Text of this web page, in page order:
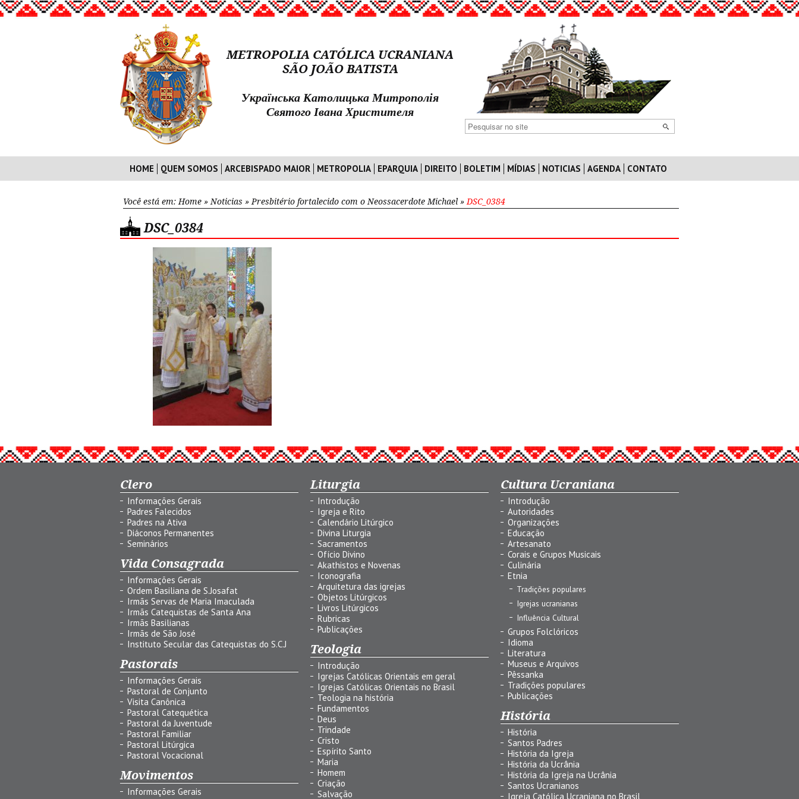
METROPOLIA CATÓLICA UCRANIANA
SÃO JOÃO BATISTA
Українська Католицька Митрополія
Святого Івана Христителя
HOME QUEM SOMOS ARCEBISPADO MAIOR METROPOLIA EPARQUIA DIREITO BOLETIM MÍDIAS NOTICIAS AGENDA CONTATO
Você está em: Home » Noticias » Presbitério fortalecido com o Neossacerdote Michael » DSC_0384
DSC_0384
Clero
Informações Gerais
Padres Falecidos
Padres na Ativa
Diáconos Permanentes
Seminários
Vida Consagrada
Informações Gerais
Ordem Basiliana de S.Josafat
Irmãs Servas de Maria Imaculada
Irmãs Catequistas de Santa Ana
Irmãs Basilianas
Irmãs de São José
Instituto Secular das Catequistas do S.C.J
Pastorais
Informações Gerais
Pastoral de Conjunto
Visita Canônica
Pastoral Catequética
Pastoral da Juventude
Pastoral Familiar
Pastoral Litúrgica
Pastoral Vocacional
Movimentos
Informações Gerais
Liturgia
Introdução
Igreja e Rito
Calendário Litúrgico
Divina Liturgia
Sacramentos
Ofício Divino
Akathistos e Novenas
Iconografia
Arquitetura das igrejas
Objetos Litúrgicos
Livros Litúrgicos
Rubricas
Publicações
Teologia
Introdução
Igrejas Católicas Orientais em geral
Igrejas Católicas Orientais no Brasil
Teologia na história
Fundamentos
Deus
Trindade
Cristo
Espírito Santo
Maria
Homem
Criação
Salvação
Cultura Ucraniana
Introdução
Autoridades
Organizações
Educação
Artesanato
Corais e Grupos Musicais
Culinária
Etnia
Tradições populares
Igrejas ucranianas
Influência Cultural
Grupos Folclóricos
Idioma
Literatura
Museus e Arquivos
Pêssanka
Tradições populares
Publicações
História
História
Santos Padres
História da Igreja
História da Ucrânia
História da Igreja na Ucrânia
Santos Ucranianos
Igreja Católica Ucraniana no Brasil